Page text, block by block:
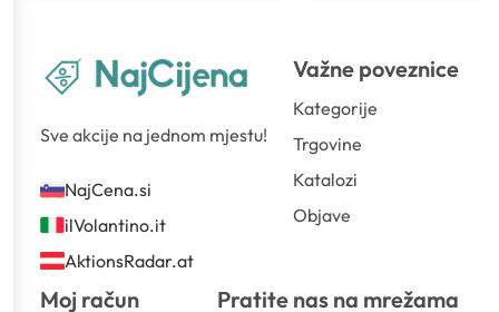
Sve akcije na jednom mjestu!
NajCena.si
ilVolantino.it
AktionsRadar.at
Važne poveznice
Kategorije
Trgovine
Katalozi
Objave
Moj račun Pratite nas na mrežama